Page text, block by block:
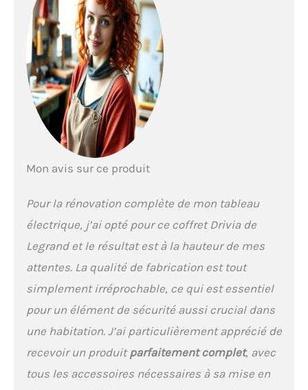
Mon avis sur ce produit
Pour la rénovation complète de mon tableau
électrique, j’ai opté pour ce coffret Drivia de
Legrand et le résultat est à la hauteur de mes
attentes. La qualité de fabrication est tout
simplement irréprochable, ce qui est essentiel
pour un élément de sécurité aussi crucial dans
une habitation. J’ai particulièrement apprécié de
recevoir un produit parfaitement complet, avec
tous les accessoires nécessaires à sa mise en